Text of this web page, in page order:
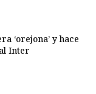
‘orejona’ y hace
Inter